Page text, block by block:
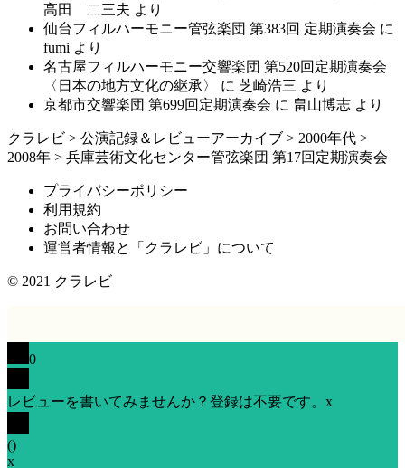
高田 二三夫 より
仙台フィルハーモニー管弦楽団 第383回 定期演奏会 に
fumi より
名古屋フィルハーモニー交響楽団 第520回定期演奏会
〈日本の地方文化の継承〉
に 芝崎浩三 より
京都市交響楽団 第699回定期演奏会 に 畠山博志 より
クラレビ > 公演記録＆レビューアーカイブ > 2000年代 >
2008年 > 兵庫芸術文化センター管弦楽団 第17回定期演奏会
プライバシーポリシー
利用規約
お問い合わせ
運営者情報と「クラレビ」について
© 2021 クラレビ
0
レビューを書いてみませんか？登録は不要です。 x
()
x